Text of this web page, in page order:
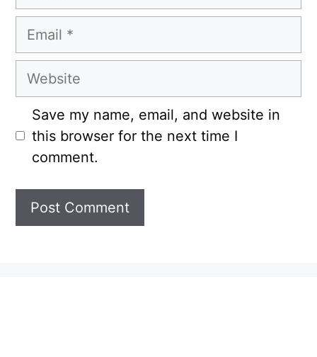
Email
Website
Save my name, email, and website in
this browser for the next time I
comment.